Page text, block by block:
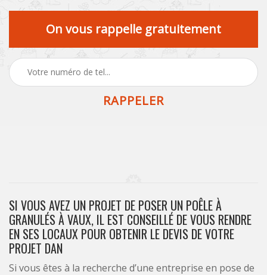
On vous rappelle gratuitement
SI VOUS AVEZ UN PROJET DE POSER UN POÊLE À
GRANULÉS À VAUX, IL EST CONSEILLÉ DE VOUS RENDRE
EN SES LOCAUX POUR OBTENIR LE DEVIS DE VOTRE
PROJET DAN
Si vous êtes à la recherche d’une entreprise en pose de